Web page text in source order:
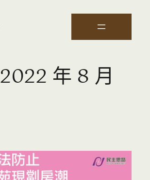
2022 年 8 月